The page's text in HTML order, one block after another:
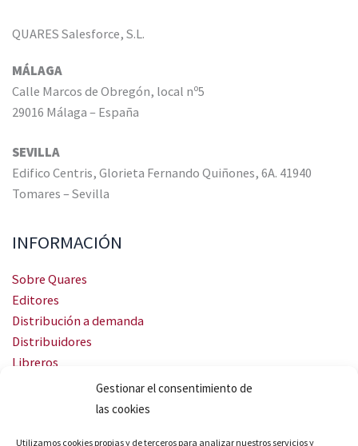
Gestionar el consentimiento de
las cookies
Utilizamos cookies propias y de terceros para analizar nuestros servicios y
QUARES Salesforce, S.L.
MÁLAGA
Calle Marcos de Obregón, local nº5
29016 Málaga – España
SEVILLA
Edifico Centris, Glorieta Fernando Quiñones, 6A. 41940
Tomares – Sevilla
INFORMACIÓN
Sobre Quares
Editores
Distribución a demanda
Distribuidores
Libreros
Servicio Landingweb
Crea tu audiobook